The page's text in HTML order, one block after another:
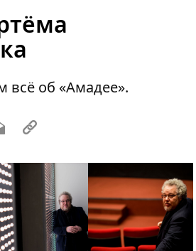
всё об «Амадее».